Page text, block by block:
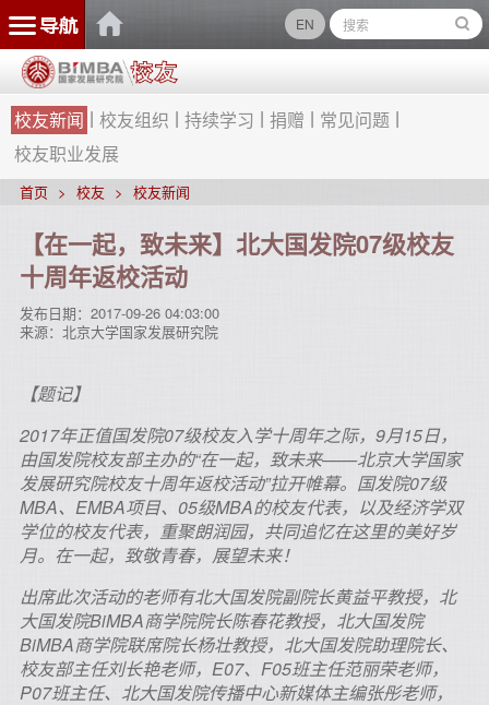
EN
校友新闻 校友组织 持续学习 捐赠
常见问题
校友职业发展
首页 校友 校友新闻
【在一起，致未来】北大国发院07级校友
十周年返校活动
发布日期： 2017-09-26 04:03:00
来源： 北京大学国家发展研究院
【题记】
2017年正值国发院07级校友入学十周年之际，9月15日，
由国发院校友部主办的“在一起，致未来——北京大学国家
发展研究院校友十周年返校活动”拉开帷幕。国发院07级
MBA、EMBA项目、05级MBA的校友代表，以及经济学双
学位的校友代表，重聚朗润园，共同追忆在这里的美好岁
月。在一起，致敬青春，展望未来！
出席此次活动的老师有北大国发院副院长黄益平教授，北
大国发院BiMBA商学院院长陈春花教授，北大国发院
BiMBA商学院联席院长杨壮教授，北大国发院助理院长、
校友部主任刘长艳老师，E07、F05班主任范丽荣老师，
P07班主任、北大国发院传播中心新媒体主编张彤老师，